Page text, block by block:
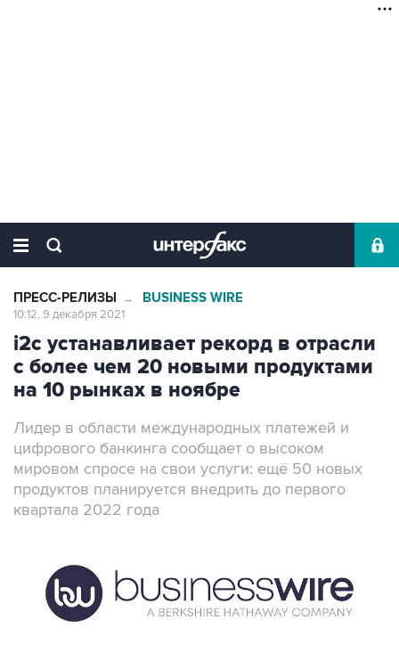
ПРЕСС-РЕЛИЗЫ → BUSINESS WIRE
10:12, 9 декабря 2021
i2c устанавливает рекорд в отрасли
с более чем 20 новыми продуктами
на 10 рынках в ноябре
Лидер в области международных платежей и
цифрового банкинга сообщает о высоком
мировом спросе на свои услуги: ещё 50 новых
продуктов планируется внедрить до первого
квартала 2022 года